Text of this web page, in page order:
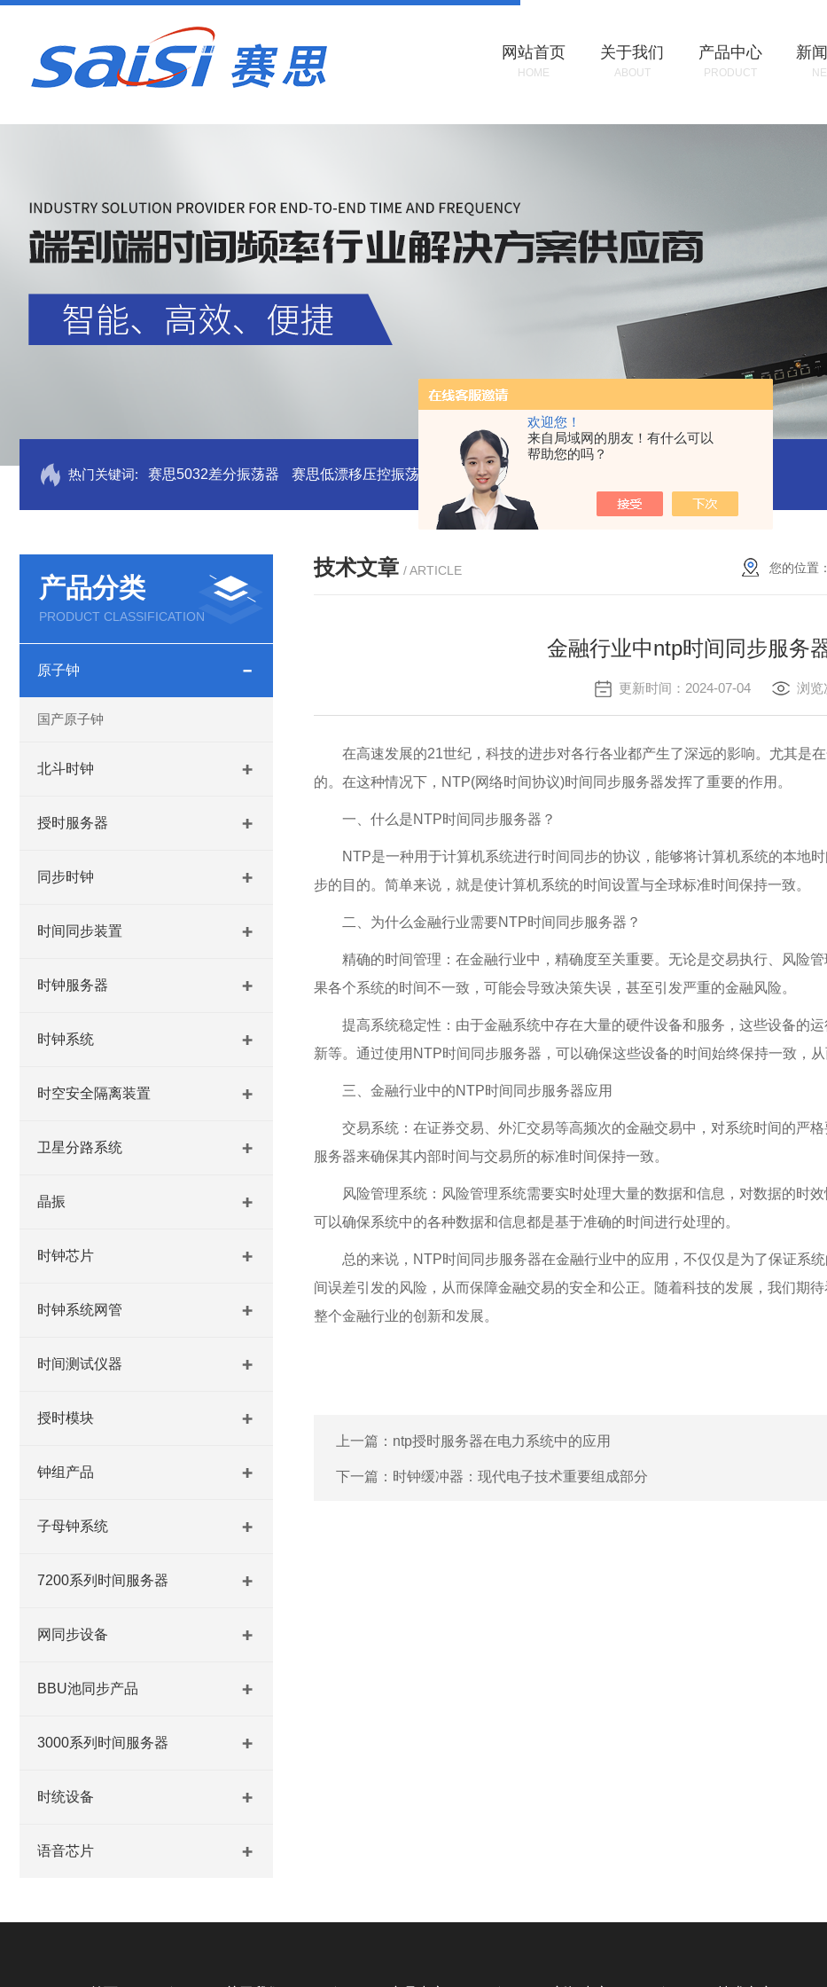
欢迎您！
来自局域网的朋友！有什么可以
帮助您的吗？
网站首页
HOME
关于我们
ABOUT
产品中心
PRODUCT
新
热门关键词: 赛思5032差分振荡器 赛思低漂移压控振荡器 赛思VCTCXO 压控振荡器 赛
产品分类
PRODUCT CLASSIFICATION
原子钟
国产原子钟
北斗时钟
授时服务器
同步时钟
时间同步装置
时钟服务器
时钟系统
时空安全隔离装置
卫星分路系统
晶振
时钟芯片
时钟系统网管
时间测试仪器
授时模块
钟组产品
子母钟系统
7200系列时间服务器
网同步设备
BBU池同步产品
3000系列时间服务器
时统设备
语音芯片
技术文章 / ARTICLE 您的位置：
金融行业中ntp时间同步服务
更新时间：2024-07-04 浏览
在高速发展的21世纪，科技的进步对各行各业都产生了深远的影响。尤其是
的。在这种情况下，NTP(网络时间协议)时间同步服务器发挥了重要的作用。
一、什么是NTP时间同步服务器？
NTP是一种用于计算机系统进行时间同步的协议，能够将计算机系统的本地
步的目的。简单来说，就是使计算机系统的时间设置与全球标准时间保持一致。
二、为什么金融行业需要NTP时间同步服务器？
精确的时间管理：在金融行业中，精确度至关重要。无论是交易执行、风险
果各个系统的时间不一致，可能会导致决策失误，甚至引发严重的金融风险。
提高系统稳定性：由于金融系统中存在大量的硬件设备和服务，这些设备的
新等。通过使用NTP时间同步服务器，可以确保这些设备的时间始终保持一致，从
三、金融行业中的NTP时间同步服务器应用
交易系统：在证券交易、外汇交易等高频次的金融交易中，对系统时间的严
服务器来确保其内部时间与交易所的标准时间保持一致。
风险管理系统：风险管理系统需要实时处理大量的数据和信息，对数据的时
可以确保系统中的各种数据和信息都是基于准确的时间进行处理的。
总的来说，NTP时间同步服务器在金融行业中的应用，不仅仅是为了保证系
间误差引发的风险，从而保障金融交易的安全和公正。随着科技的发展，我们期
整个金融行业的创新和发展。
上一篇： ntp授时服务器在电力系统中的应用
下一篇： 时钟缓冲器：现代电子技术重要组成部分